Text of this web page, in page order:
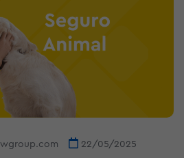
22/05/2025